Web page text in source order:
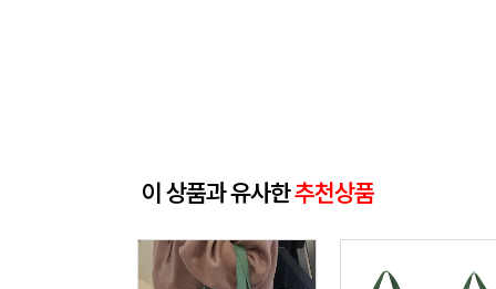
이 상품과 유사한추천상품